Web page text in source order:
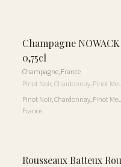
Champagne
0,75cl
Champagne,France
Pinot Noir, Chardonnay, Pinot
Pinot Noir, Chardonnay, Pinot
France.
Rousseaux Batteux